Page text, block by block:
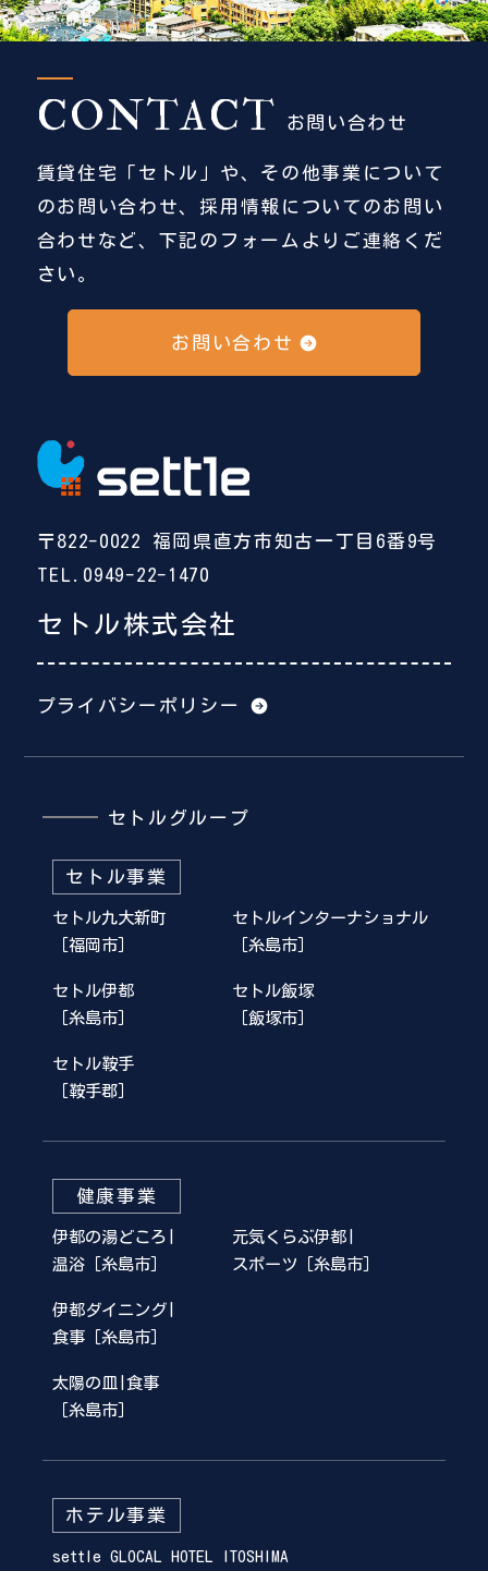
CONTACT お問い合わせ
賃貸住宅「セトル」や、その他事業について
のお問い合わせ、採用情報についてのお問い
合わせなど、下記のフォームよりご連絡くだ
さい。
お問い合わせ
〒822-0022 福岡県直方市知古一丁目6番9号
TEL.0949-22-1470
セトル株式会社
プライバシーポリシー
セトルグループ
セトル事業
セトル九大新町
［福岡市］
セトル伊都
［糸島市］
セトルインターナショナル
［糸島市］
セトル飯塚
［飯塚市］
セトル鞍手
［鞍手郡］
健康事業
伊都の湯どころ|
温浴［糸島市］
伊都ダイニング|
食事［糸島市］
元気くらぶ伊都|
スポーツ［糸島市］
太陽の皿|食事
［糸島市］
ホテル事業
settle GLOCAL HOTEL ITOSHIMA